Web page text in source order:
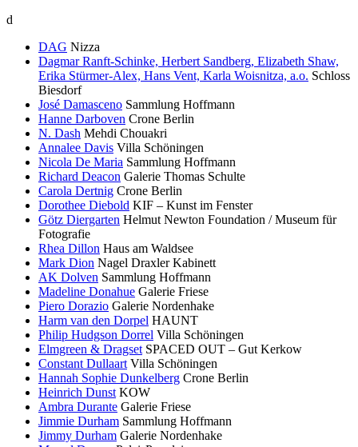
d
DAG Nizza
Dagmar Ranft-Schinke, Herbert Sandberg, Elizabeth Shaw,
Erika Stürmer-Alex, Hans Vent, Karla Woisnitza, a.o. Schloss
Biesdorf
José Damasceno Sammlung Hoffmann
Hanne Darboven Crone Berlin
N. Dash Mehdi Chouakri
Annalee Davis Villa Schöningen
Nicola De Maria Sammlung Hoffmann
Richard Deacon Galerie Thomas Schulte
Carola Dertnig Crone Berlin
Dorothee Diebold KIF – Kunst im Fenster
Götz Diergarten Helmut Newton Foundation / Museum für
Fotografie
Rhea Dillon Haus am Waldsee
Mark Dion Nagel Draxler Kabinett
AK Dolven Sammlung Hoffmann
Madeline Donahue Galerie Friese
Piero Dorazio Galerie Nordenhake
Harm van den Dorpel HAUNT
Philip Hudgson Dorrel Villa Schöningen
Elmgreen & Dragset SPACED OUT – Gut Kerkow
Constant Dullaart Villa Schöningen
Hannah Sophie Dunkelberg Crone Berlin
Heinrich Dunst KOW
Ambra Durante Galerie Friese
Jimmie Durham Sammlung Hoffmann
Jimmy Durham Galerie Nordenhake